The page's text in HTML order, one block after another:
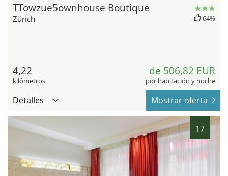
TTowzue5ownhouse Boutique
Zürich 64%
4,22
kilómetros
de 506,82 EUR
por habitación y noche
Detalles Mostrar oferta
17